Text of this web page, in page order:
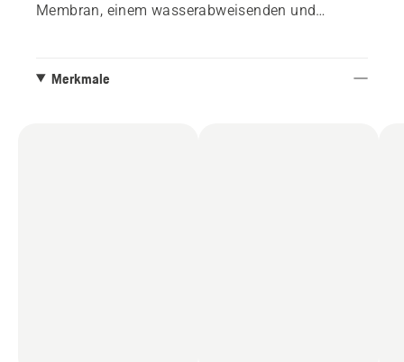
Membran, einem wasserabweisenden und
Oberteil sowie einer Stahlkappe und einem
Merkmale